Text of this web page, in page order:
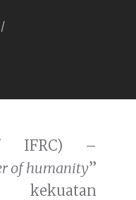
/
/ IFRC) –
of humanity”
kekuatan